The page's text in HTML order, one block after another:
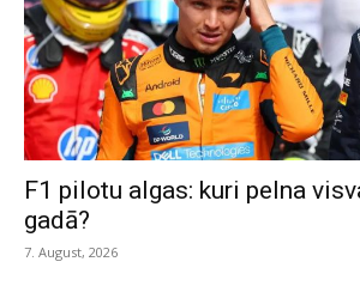
F1 pilotu algas: kuri pelna
gadā?
7. August, 2026